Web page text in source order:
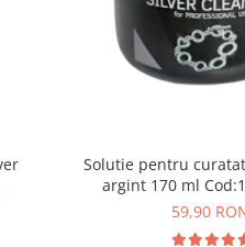
Solutie pentru
argint
59,90